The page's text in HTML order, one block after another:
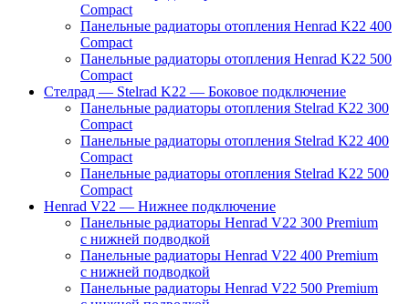
Compact
Панельные радиаторы отопления Henrad K22 400
Compact
Панельные радиаторы отопления Henrad K22 500
Compact
Стелрад — Stelrad K22 — Боковое подключение
Панельные радиаторы отопления Stelrad K22 300
Compact
Панельные радиаторы отопления Stelrad K22 400
Compact
Панельные радиаторы отопления Stelrad K22 500
Compact
Henrad V22 — Нижнее подключение
Панельные радиаторы Henrad V22 300 Premium
с нижней подводкой
Панельные радиаторы Henrad V22 400 Premium
с нижней подводкой
Панельные радиаторы Henrad V22 500 Premium